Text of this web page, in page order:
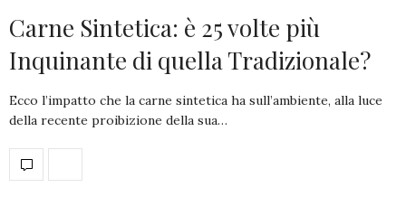
Carne Sintetica: è 25 volte più
Inquinante di quella Tradizionale?
Ecco l’impatto che la carne sintetica ha sull’ambiente, alla luce
della recente proibizione della sua…